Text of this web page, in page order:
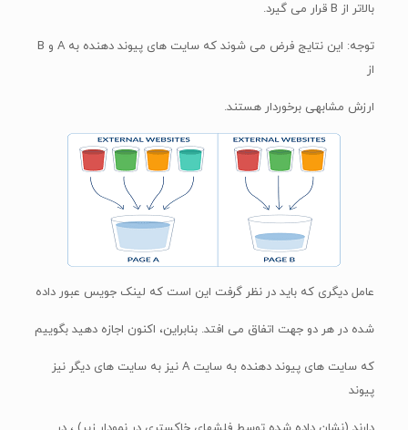
بالاتر از B قرار می گیرد.
توجه: این نتایج فرض می شوند که سایت های پیوند دهنده به A و B
از
ارزش مشابهی برخوردار هستند.
عامل دیگری که باید در نظر گرفت این است که لینک جویس عبور داده
شده در هر دو جهت اتفاق می افتد. بنابراین، اکنون اجازه دهید بگوییم
که سایت های پیوند دهنده به سایت A نیز به سایت های دیگر نیز
پیوند